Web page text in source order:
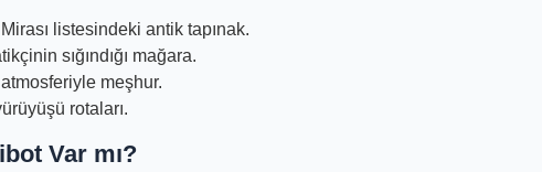
listesindeki antik tapınak.
sığındığı mağara.
meşhur.
rotaları.
Var mı?